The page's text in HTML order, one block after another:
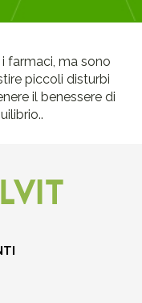
farmaci, ma sono
piccoli disturbi
il benessere di